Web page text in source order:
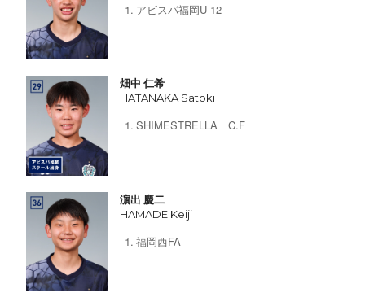
アビスパ福岡U-12
畑中 仁希
HATANAKA Satoki
SHIMESTRELLA C.F
濵出 慶二
HAMADE Keiji
福岡西FA